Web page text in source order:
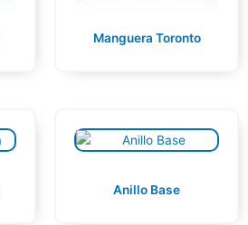
Manguera Toronto
Anillo Base